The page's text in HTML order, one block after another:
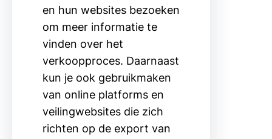
en hun websites bezoeken
om meer informatie te
vinden over het
verkoopproces. Daarnaast
kun je ook gebruikmaken
van online platforms en
veilingwebsites die zich
richten op de export van